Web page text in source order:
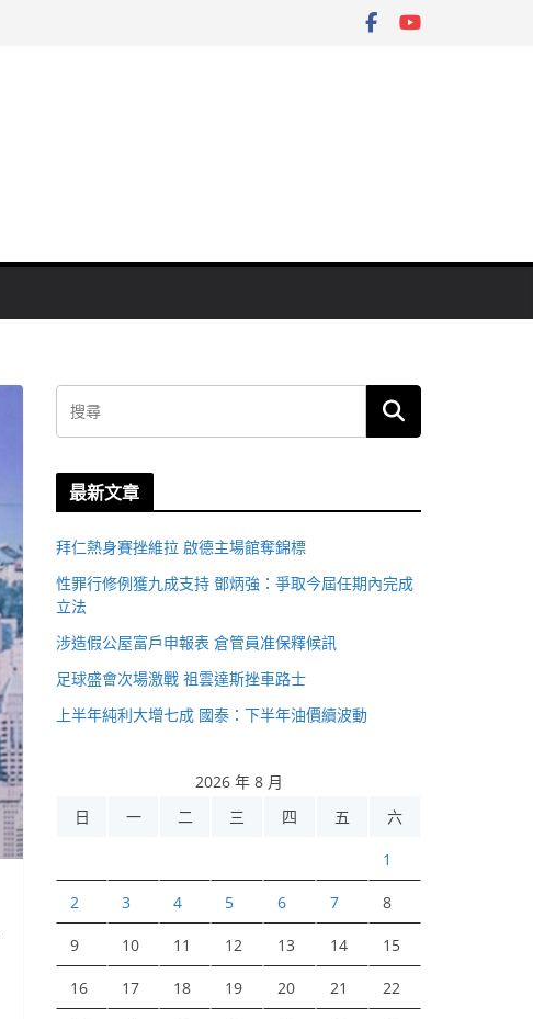
最新文章
拜仁熱身賽挫維拉 啟德主場館奪錦標
性罪行修例獲九成支持 鄧炳強：爭取今屆任期內完成
立法
涉造假公屋富戶申報表 倉管員准保釋候訊
足球盛會次場激戰 祖雲達斯挫車路士
上半年純利大增七成 國泰：下半年油價續波動
2026 年 8 月
日
一 二 三 四 五 六
1
2 3 4 5 6 7 8
9 10 11 12 13 14 15
16 17 18 19 20 21 22